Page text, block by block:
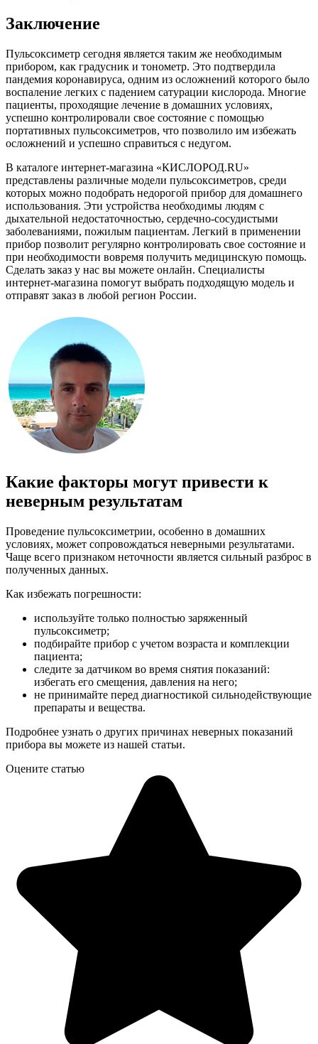
Заключение
Пульсоксиметр сегодня является таким же необходимым
прибором, как градусник и тонометр. Это подтвердила
пандемия коронавируса, одним из осложнений которого было
воспаление легких с падением сатурации кислорода. Многие
пациенты, проходящие лечение в домашних условиях,
успешно контролировали свое состояние с помощью
портативных пульсоксиметров, что позволило им избежать
осложнений и успешно справиться с недугом.
В каталоге интернет-магазина «КИСЛОРОД.RU»
представлены различные модели пульсоксиметров, среди
которых можно подобрать недорогой прибор для домашнего
использования. Эти устройства необходимы людям с
дыхательной недостаточностью, сердечно-сосудистыми
заболеваниями, пожилым пациентам. Легкий в применении
прибор позволит регулярно контролировать свое состояние и
при необходимости вовремя получить медицинскую помощь.
Сделать заказ у нас вы можете онлайн. Специалисты
интернет-магазина помогут выбрать подходящую модель и
отправят заказ в любой регион России.
Какие факторы могут привести к
неверным результатам
Проведение пульсоксиметрии, особенно в домашних
условиях, может сопровождаться неверными результатами.
Чаще всего признаком неточности является сильный разброс в
полученных данных.
Как избежать погрешности:
используйте только полностью заряженный
пульсоксиметр;
подбирайте прибор с учетом возраста и комплекции
пациента;
следите за датчиком во время снятия показаний:
избегать его смещения, давления на него;
не принимайте перед диагностикой сильнодействующие
препараты и вещества.
Подробнее узнать о других причинах неверных показаний
прибора вы можете из нашей статьи.
Оцените статью